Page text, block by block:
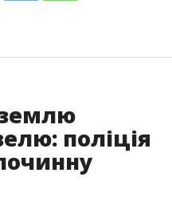
поліція